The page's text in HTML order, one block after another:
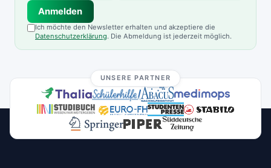
Anmelden
Ich möchte den Newsletter erhalten und akzeptiere die
Datenschutzerklärung. Die Abmeldung ist jederzeit möglich.
UNSERE PARTNER